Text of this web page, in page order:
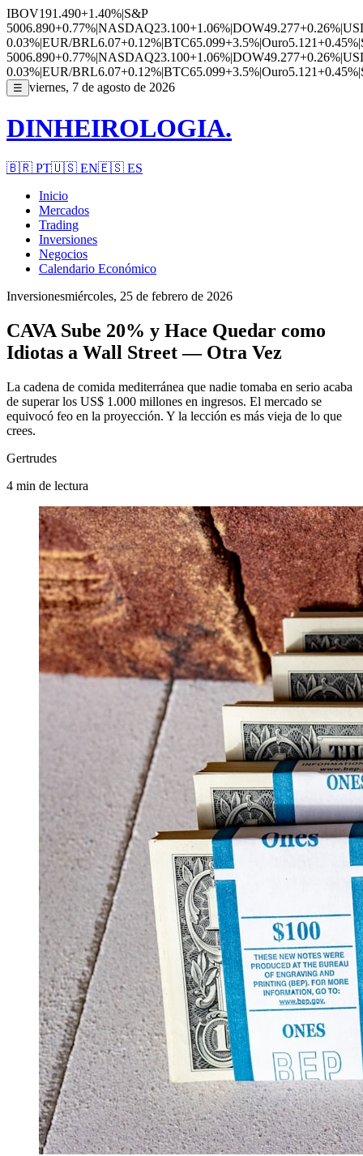
IBOV191.490+1.40%|S&P
5006.890+0.77%|NASDAQ23.100+1.06%|DOW49.277+0.26%|
0.03%|EUR/BRL6.07+0.12%|BTC65.099+3.5%|Ouro5.121+0.45%|
5006.890+0.77%|NASDAQ23.100+1.06%|DOW49.277+0.26%|
0.03%|EUR/BRL6.07+0.12%|BTC65.099+3.5%|Ouro5.121+0.45%|
☰ viernes, 7 de agosto de 2026
DINHEIROLOGIA.
🇧🇷 PT🇺🇸 EN🇪🇸 ES
Inicio
Mercados
Trading
Inversiones
Negocios
Calendario Económico
Inversionesmiércoles, 25 de febrero de 2026
CAVA Sube 20% y Hace Quedar como
Idiotas a Wall Street — Otra Vez
La cadena de comida mediterránea que nadie tomaba en serio acaba
de superar los US$ 1.000 millones en ingresos. El mercado se
equivocó feo en la proyección. Y la lección es más vieja de lo que
crees.
Gertrudes
4 min de lectura